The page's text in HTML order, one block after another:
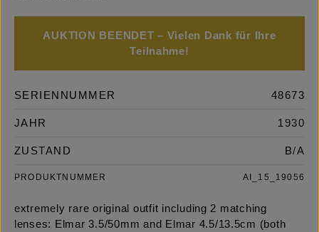
AUKTION BEENDET – Vielen Dank für Ihre
Teilnahme!
SERIENNUMMER 48673
JAHR 1930
ZUSTAND B/A
PRODUKTNUMMER AI_15_19056
extremely rare original outfit including 2 matching
lenses: Elmar 3.5/50mm and Elmar 4.5/13.5cm (both